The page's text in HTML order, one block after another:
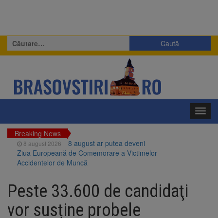
Caută
după:
Breaking News
8 august 2026
8 august ar putea deveni
Ziua Europeană de Comemorare a Victimelor
Accidentelor de Muncă
fostului complex Duplex 91, de lângă Piața
Star
Ungaria renunță la apelul
pentru reducerea consumului de energie.
Peste 33.600 de candidaţi
vor susține probele